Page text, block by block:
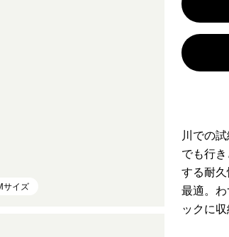
イズ
川での
でも行
する耐
最適。
ックに